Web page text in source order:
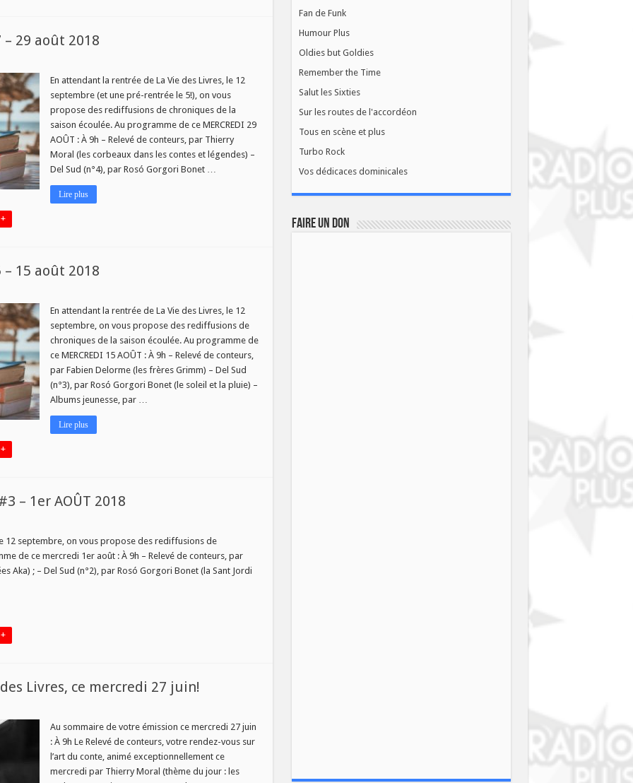
– 29 août 2018
En attendant la rentrée de La Vie des Livres, le 12
septembre (et une pré-rentrée le 5!), on vous
propose des rediffusions de chroniques de la
saison écoulée. Au programme de ce MERCREDI 29
AOÛT : À 9h – Relevé de conteurs, par Thierry
Moral (les corbeaux dans les contes et légendes) –
Del Sud (n°4), par Rosó Gorgori Bonet …
Lire plus
– 15 août 2018
En attendant la rentrée de La Vie des Livres, le 12
septembre, on vous propose des rediffusions de
chroniques de la saison écoulée. Au programme de
ce MERCREDI 15 AOÛT : À 9h – Relevé de conteurs,
par Fabien Delorme (les frères Grimm) – Del Sud
(n°3), par Rosó Gorgori Bonet (le soleil et la pluie) –
Albums jeunesse, par …
Lire plus
#3 – 1er AOÛT 2018
12 septembre, on vous propose des rediffusions de
de ce mercredi 1er août : À 9h – Relevé de conteurs, par
Aka) ; – Del Sud (n°2), par Rosó Gorgori Bonet (la Sant Jordi
Livres, ce mercredi 27 juin!
Au sommaire de votre émission ce mercredi 27 juin
: À 9h Le Relevé de conteurs, votre rendez-vous sur
l’art du conte, animé exceptionnellement ce
mercredi par Thierry Moral (thème du jour : les
Fan de Funk
Humour Plus
Oldies but Goldies
Remember the Time
Salut les Sixties
Sur les routes de l'accordéon
Tous en scène et plus
Turbo Rock
Vos dédicaces dominicales
FAIRE UN DON